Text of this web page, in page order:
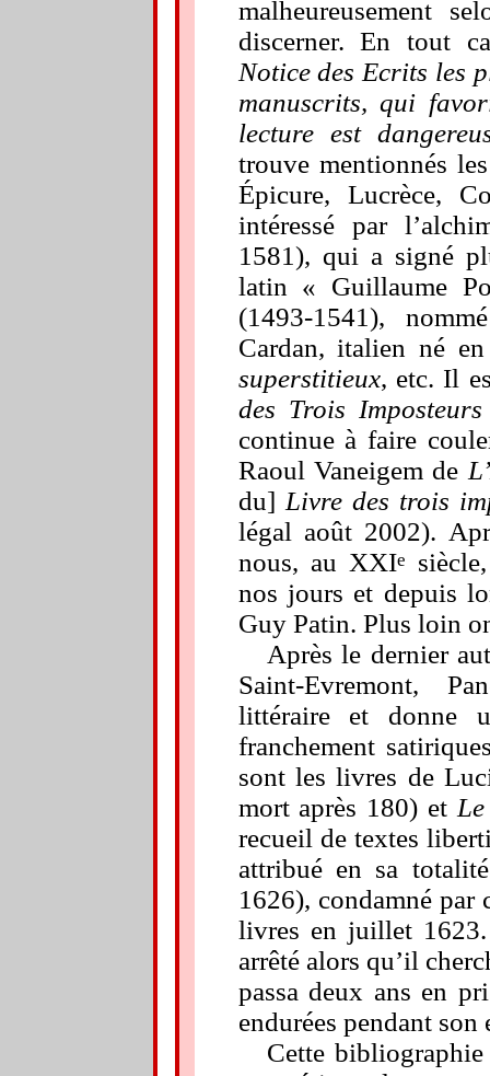
malheureusement
discerner. En tout
Notice des Ecrits les
manuscrits, qui
lecture est
trouve mentionnés
Épicure, Lucrèce,
intéressé par
1581), qui a signé
latin « Guillaume
(1493-1541),
Cardan, italien né
superstitieux, etc. Il
des Trois Imposteurs
continue à faire
Raoul Vaneigem de
du] Livre des trois
légal août 2002).
nous, au XXIe
nos jours et depuis
Guy Patin. Plus loin
Après le dernier
Saint-Evremont,
littéraire et donne
franchement
sont les livres de
mort après 180) et
recueil de textes
attribué en sa
1626), condamné par
livres en juillet
arrêté alors qu’il
passa deux ans en
endurées pendant
Cette